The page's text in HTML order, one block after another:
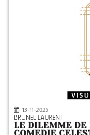
13-11-2025
BRUNEL LAURENT
LE DILEMME DE
COMEDIE